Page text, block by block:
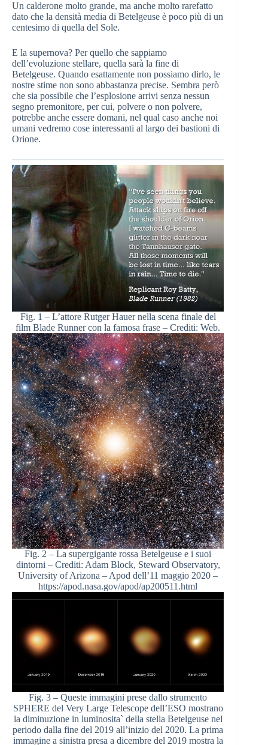
Un calderone molto grande, ma anche molto rarefatto
dato che la densità media di Betelgeuse è poco più di un
centesimo di quella del Sole.
E la supernova? Per quello che sappiamo
dell’evoluzione stellare, quella sarà la fine di
Betelgeuse. Quando esattamente non possiamo dirlo, le
nostre stime non sono abbastanza precise. Sembra però
che sia possibile che l’esplosione arrivi senza nessun
segno premonitore, per cui, polvere o non polvere,
potrebbe anche essere domani, nel qual caso anche noi
umani vedremo cose interessanti al largo dei bastioni di
Orione.
Fig. 1 – L’attore Rutger Hauer nella scena finale del
film Blade Runner con la famosa frase – Crediti: Web.
Fig. 2 – La supergigante rossa Betelgeuse e i suoi
dintorni – Crediti: Adam Block, Steward Observatory,
University of Arizona – Apod dell’11 maggio 2020 –
https://apod.nasa.gov/apod/ap200511.html
Fig. 3 – Queste immagini prese dallo strumento
SPHERE del Very Large Telescope dell’ESO mostrano
la diminuzione in luminosita` della stella Betelgeuse nel
periodo dalla fine del 2019 all’inizio del 2020. La prima
immagine a sinistra presa a dicembre del 2019 mostra la